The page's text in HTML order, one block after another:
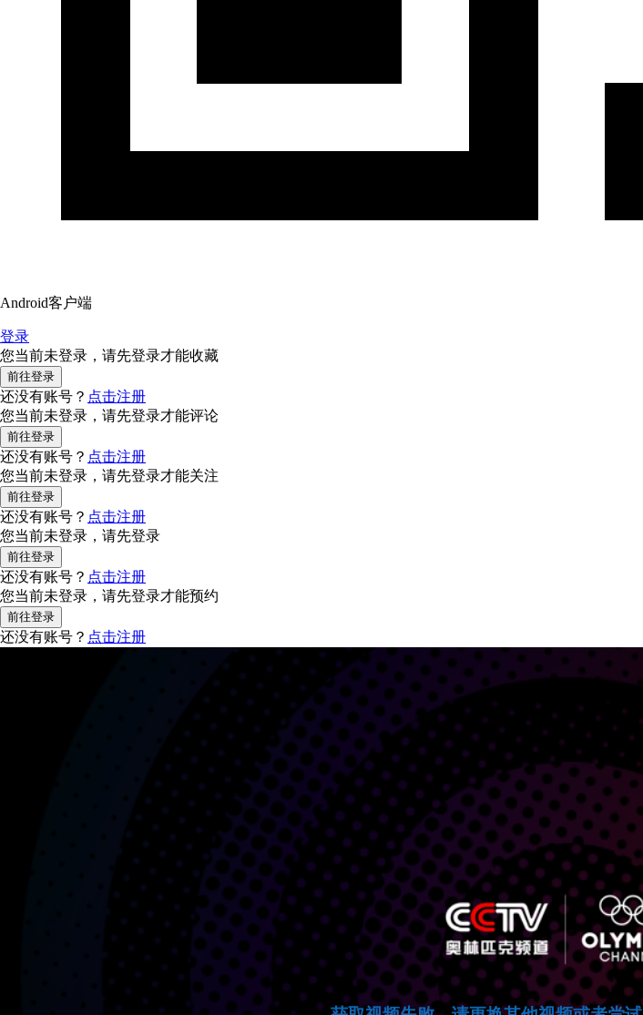
Android客户端
登录
您当前未登录，请先登录才能收藏
还没有账号？ 点击注册
您当前未登录，请先登录才能评论
还没有账号？ 点击注册
您当前未登录，请先登录才能关注
还没有账号？ 点击注册
您当前未登录，请先登录
还没有账号？ 点击注册
您当前未登录，请先登录才能预约
还没有账号？ 点击注册